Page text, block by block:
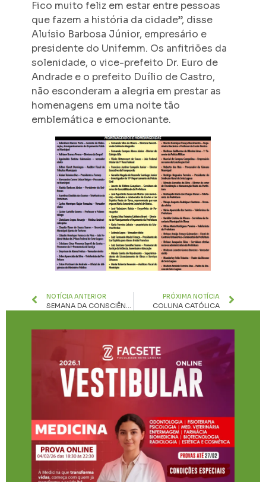
Fico muito feliz em estar entre pessoas
que fazem a história da cidade”, disse
Aluísio Barbosa Júnior, empresário e
presidente do Unifemm. Os anfitriões da
solenidade, o vice-prefeito Dr. Euro de
Andrade e o prefeito Duílio de Castro,
não esconderam a alegria em prestar as
homenagens em uma noite tão
emblemática e emocionante.
NOTÍCIA ANTERIOR
SEMANA DA CONSCIÊNCIA NEGRA
PRÓXIMA NOTÍCIA
COLUNA CATÓLICA